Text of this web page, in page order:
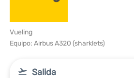
Vueling
Equipo: Airbus A320 (sharklets)
Salida